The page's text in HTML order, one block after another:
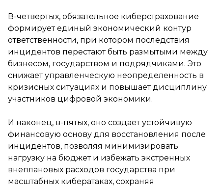
В-четвертых, обязательное киберстрахование
формирует единый экономический контур
ответственности, при котором последствия
инцидентов перестают быть размытыми между
бизнесом, государством и подрядчиками. Это
снижает управленческую неопределенность в
кризисных ситуациях и повышает дисциплину
участников цифровой экономики.
И наконец, в-пятых, оно создает устойчивую
финансовую основу для восстановления после
инцидентов, позволяя минимизировать
нагрузку на бюджет и избежать экстренных
внеплановых расходов государства при
масштабных кибератаках, сохраняя